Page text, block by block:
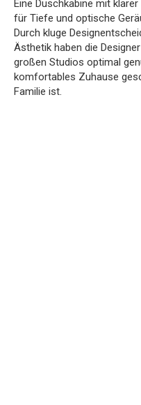
Eine Duschkabine mit
für Tiefe und optische
Durch kluge
Ästhetik haben die
großen Studios optimal
komfortables Zuhause
Familie ist.